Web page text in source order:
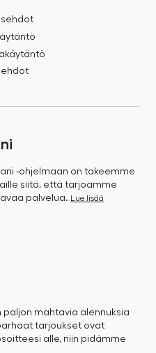
-ohjelmaan on takeemme
siitä, että tarjoamme
palvelua.
Lue lisää
mahtavia alennuksia
tarjoukset ovat
alle, niin pidämme